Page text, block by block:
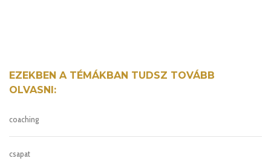
EZEKBEN A TÉMÁKBAN TUDSZ TOVÁBB
OLVASNI:
coaching
csapat